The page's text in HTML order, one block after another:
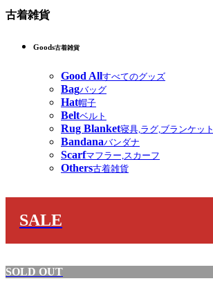
古着雑貨
Goods古着雑貨
Good Allすべてのグッズ
Bagバッグ
Hat帽子
Beltベルト
Rug Blanket寝具,ラグ,ブランケット
Bandanaバンダナ
Scarfマフラー,スカーフ
Others古着雑貨
SALE
SOLD OUT